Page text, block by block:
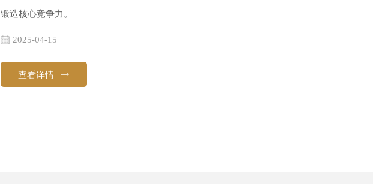
锻造核心竞争力。
2025-04-15
查看详情